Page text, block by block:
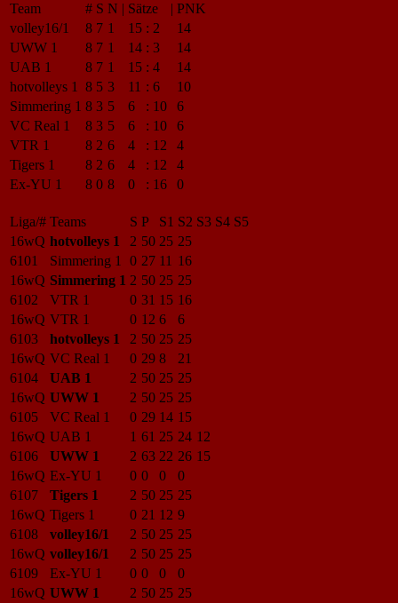
Team
# S N | Sätze | PNK
volley16/1
8 7 1 15 : 2
14
UWW 1
8 7 1 14 : 3
14
UAB 1
8 7 1 15 : 4
14
hotvolleys 1
8 5 3 11 : 6
10
Simmering 1 8 3 5 6 : 10
6
VC Real 1
8 3 5 6 : 10
6
VTR 1
8 2 6 4 : 12
4
Tigers 1
8 2 6 4 : 12
4
Ex-YU 1
8 0 8 0 : 16 0
Liga/# Teams S P S1 S2 S3 S4 S5
16wQ hotvolleys 1 2 50 25 25
6101
Simmering 1 0 27 11 16
16wQ Simmering 1 2 50 25 25
6102
VTR 1 0 31 15 16
16wQ VTR 1 0 12 6
6
6103
hotvolleys 1 2 50 25 25
16wQ VC Real 1 0 29 8
21
6104
UAB 1 2 50 25 25
16wQ UWW 1 2 50 25 25
6105
VC Real 1 0 29 14 15
16wQ UAB 1 1 61 25 24 12
6106
UWW 1 2 63 22 26 15
16wQ Ex-YU 1 0 0 0
0
6107
Tigers 1 2 50 25 25
16wQ Tigers 1 0 21 12 9
6108
volley16/1 2 50 25 25
16wQ volley16/1 2 50 25 25
6109
Ex-YU 1 0 0 0
0
16wQ UWW 1 2 50 25 25